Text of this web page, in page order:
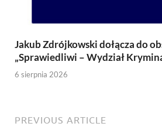
Jakub Zdrójkowski dołącza do
„Sprawiedliwi – Wydział
6 sierpnia 2026
PREVIOUS ARTICLE